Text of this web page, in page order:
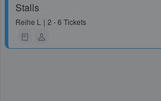
Stalls
Reihe L 2 - 6 Tickets